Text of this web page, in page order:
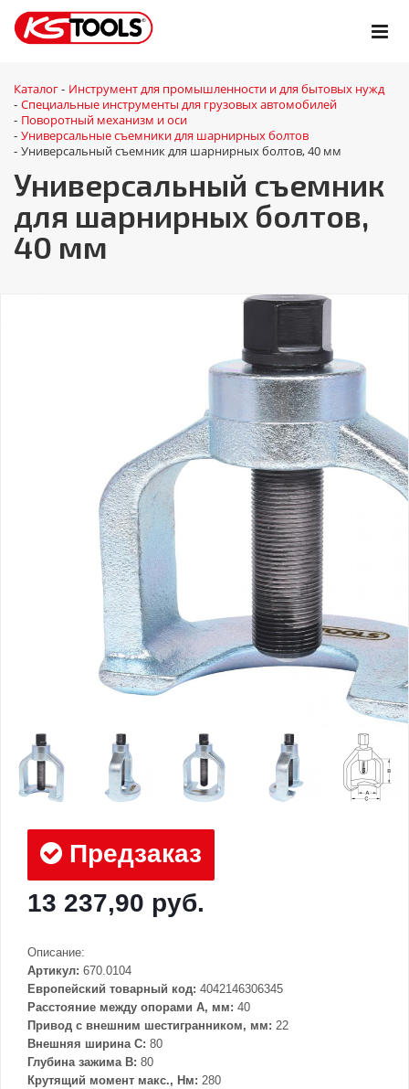
Каталог - Инструмент для промышленности и для бытовых нужд
- Специальные инструменты для грузовых автомобилей
- Поворотный механизм и оси
- Универсальные съемники для шарнирных болтов
- Универсальный съемник для шарнирных болтов, 40 мм
Универсальный съемник
для шарнирных болтов,
40 мм
Предзаказ
13 237,90 руб.
Описание:
Артикул: 670.0104
Европейский товарный код: 4042146306345
Расстояние между опорами А, мм: 40
Привод с внешним шестигранником, мм: 22
Внешняя ширина С: 80
Глубина зажима В: 80
Крутящий момент макс., Нм: 280